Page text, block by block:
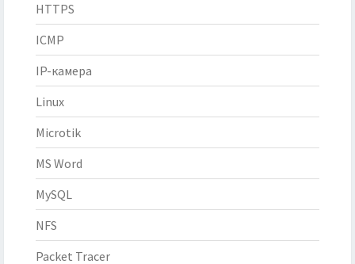
HTTPS
ICMP
IP-камера
Linux
Microtik
MS Word
MySQL
NFS
Packet Tracer